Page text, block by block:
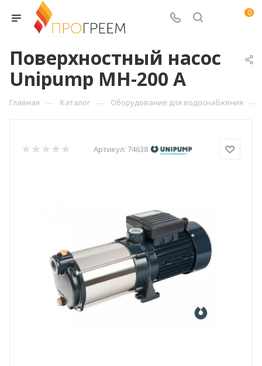
0
Поверхностный насос
Unipump МН-200 А
Главная — Каталог — Оборудование для водоснабжения —
Артикул: 74638